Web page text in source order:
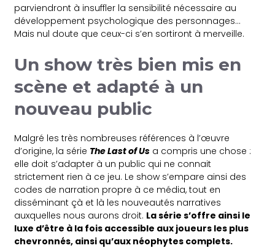
parviendront à insuffler la sensibilité nécessaire au
développement psychologique des personnages…
Mais nul doute que ceux-ci s’en sortiront à merveille.
Un show très bien mis en
scène et adapté à un
nouveau public
Malgré les très nombreuses références à l’œuvre
d’origine, la série The Last of Us a compris une chose :
elle doit s’adapter à un public qui ne connait
strictement rien à ce jeu. Le show s’empare ainsi des
codes de narration propre à ce média, tout en
disséminant çà et là les nouveautés narratives
auxquelles nous aurons droit. La série s’offre ainsi le
luxe d’être à la fois accessible aux joueurs les plus
chevronnés, ainsi qu’aux néophytes complets.